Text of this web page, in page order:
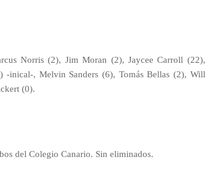
Norris (2), Jim Moran (2), Jaycee Carroll (22),
-inical-, Melvin Sanders (6), Tomás Bellas (2), Will
(0).
del Colegio Canario. Sin eliminados.